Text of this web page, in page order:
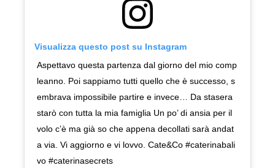
Visualizza questo post su Instagram
Aspettavo questa partenza dal giorno del mio comp
leanno. Poi sappiamo tutti quello che è successo, s
embrava impossibile partire e invece… Da stasera
starò con tutta la mia famiglia Un po’ di ansia per il
volo c’è ma già so che appena decollati sarà andat
a via. Vi aggiorno e vi lovvo. Cate&Co #caterinabali
vo #caterinasecrets